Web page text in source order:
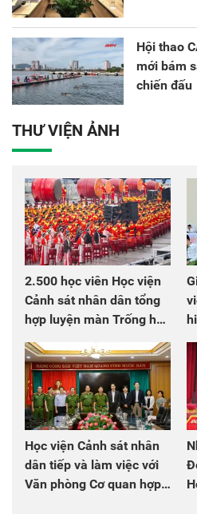
Hội thao
mới bám
chiến đấu
THƯ VIỆN ẢNH
2.500 học viên Học viện
Cảnh sát nhân dân tổng
hợp luyện màn Trống hội
chào mừng Đại hội Đảng
Học viện Cảnh sát nhân
dân tiếp và làm việc với
Văn phòng Cơ quan hợp